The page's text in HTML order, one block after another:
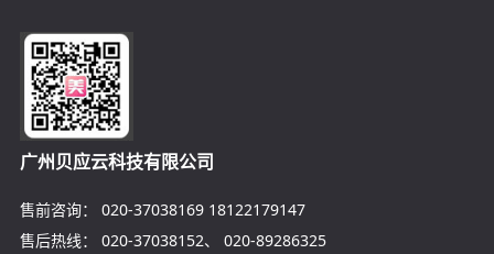
广州贝应云科技有限公司
售前咨询： 020-37038169 18122179147
售后热线：
020-37038152、 020-89286325